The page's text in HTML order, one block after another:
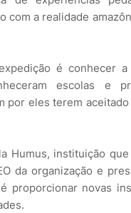
com a realidade
é conhecer
escolas e
por eles terem
Humus, instituição
da organização e
proporcionar novas